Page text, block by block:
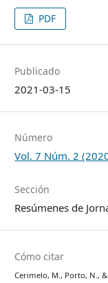
PDF
Publicado
2021-03-15
Número
Vol. 7 Núm. 2
Sección
Resúmenes de
Cómo citar
Cerimelo, M., Porto, N., &